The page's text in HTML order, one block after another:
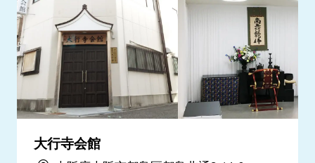
大行寺会館